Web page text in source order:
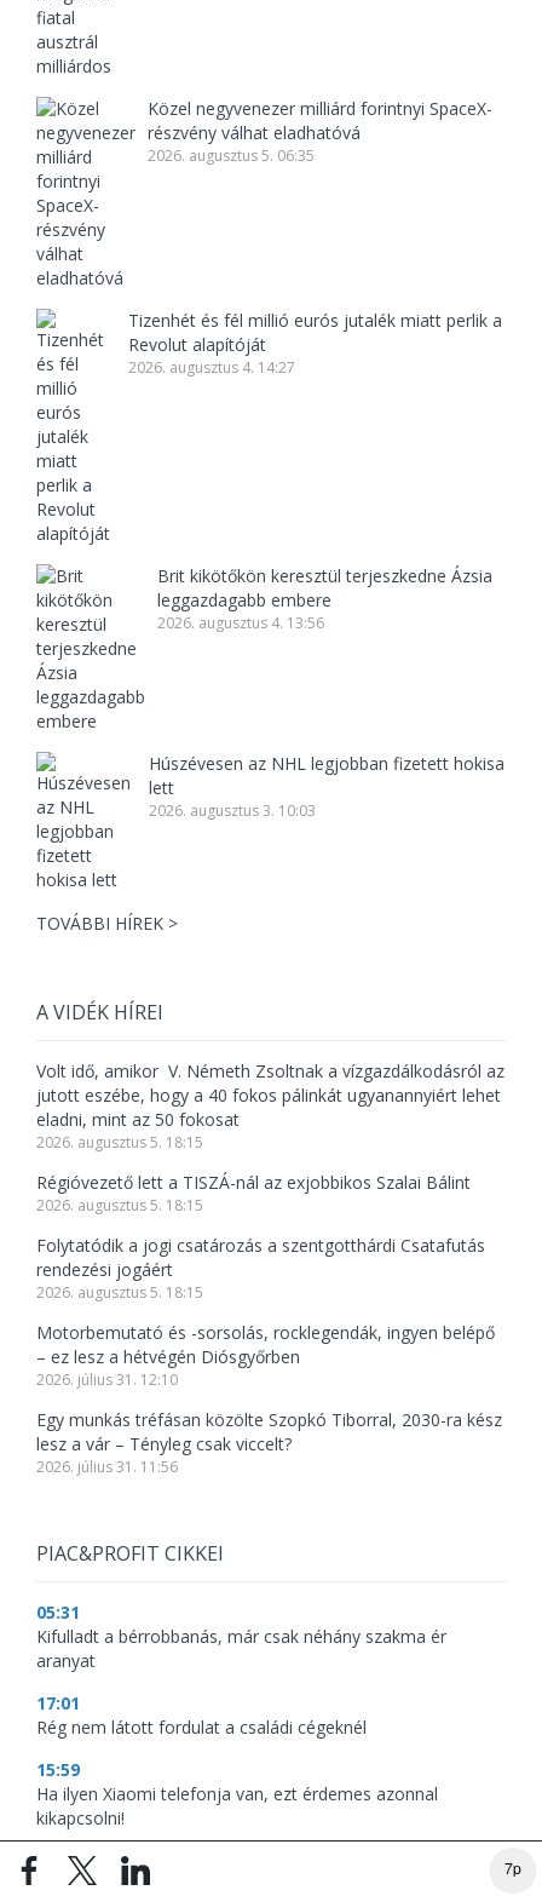
7p
Közel negyvenezer milliárd forintnyi SpaceX-
részvény válhat eladhatóvá
2026. augusztus 5. 06:35
Tizenhét és fél millió eurós jutalék miatt perlik a
Revolut alapítóját
2026. augusztus 4. 14:27
Brit kikötőkön keresztül terjeszkedne Ázsia
leggazdagabb embere
2026. augusztus 4. 13:56
Húszévesen az NHL legjobban fizetett hokisa
lett
2026. augusztus 3. 10:03
TOVÁBBI HÍREK >
A VIDÉK HÍREI
Volt idő, amikor V. Németh Zsoltnak a vízgazdálkodásról az
jutott eszébe, hogy a 40 fokos pálinkát ugyanannyiért lehet
eladni, mint az 50 fokosat
2026. augusztus 5. 18:15
Régióvezető lett a TISZÁ-nál az exjobbikos Szalai Bálint
2026. augusztus 5. 18:15
Folytatódik a jogi csatározás a szentgotthárdi Csatafutás
rendezési jogáért
2026. augusztus 5. 18:15
Motorbemutató és -sorsolás, rocklegendák, ingyen belépő
– ez lesz a hétvégén Diósgyőrben
2026. július 31. 12:10
Egy munkás tréfásan közölte Szopkó Tiborral, 2030-ra kész
lesz a vár – Tényleg csak viccelt?
2026. július 31. 11:56
PIAC&PROFIT CIKKEI
05:31
Kifulladt a bérrobbanás, már csak néhány szakma ér
aranyat
17:01
Rég nem látott fordulat a családi cégeknél
15:59
Ha ilyen Xiaomi telefonja van, ezt érdemes azonnal
kikapcsolni!
14:11
Szigorít az egyik fapados légitársaság: külön díjat vezet be a